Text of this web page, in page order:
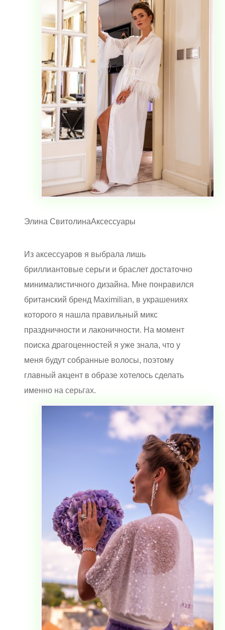
Элина СвитолинаАксессуары
Из аксессуаров я выбрала лишь
бриллиантовые серьги и браслет достаточно
минималистичного дизайна. Мне понравился
британский бренд Maximilian, в украшениях
которого я нашла правильный микс
праздничности и лаконичности. На момент
поиска драгоценностей я уже знала, что у
меня будут собранные волосы, поэтому
главный акцент в образе хотелось сделать
именно на серьгах.